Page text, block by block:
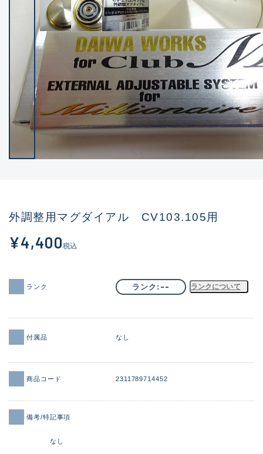
SA(2966)
(17341)
B+(12322)
B(22013)
C(38877)
C-(5167)
D(2205)
その他
新商品
外調整用マグダイアル CV103.105用
¥4,400税込
ランク ランク -- ランクについて
付属品 なし
商品コード 2311789714452
備考/特記事項
なし